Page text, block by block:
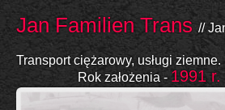
Jan Familien Trans//
Transport ciężarowy, usługi ziemne.
Rok założenia - 1991 r.